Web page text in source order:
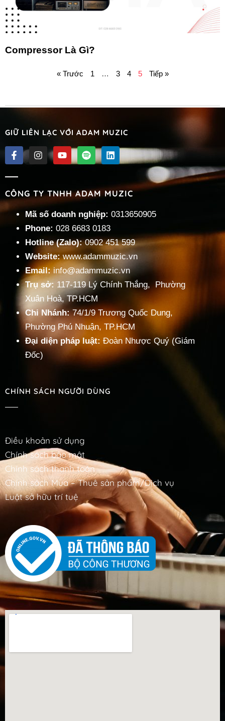
Compressor Là Gì?
« Trước 1 … 3 4 5 Tiếp »
GIỮ LIÊN LẠC VỚI ADAM MUZIC
CÔNG TY TNHH ADAM MUZIC
Mã số doanh nghiệp: 0313650905
Phone: 028 6683 0183
Hotline (Zalo):0902 451 599
Website:www.adammuzic.vn
Email:info@adammuzic.vn
Trụ sở: 117-119 Lý Chính Thắng, Phường
Xuân Hoà, TP.HCM
Chi Nhánh:74/1/9 Trương Quốc Dung,
Phường Phú Nhuận, TP.HCM
Đại diện pháp luật: Đoàn Nhược Quý (Giám
Đốc)
CHÍNH SÁCH NGƯỜI DÙNG
Điều khoản sử dụng
Chính sách bảo mật
Chính sách thanh toán
Chính sách Mua – Thuê sản phẩm/Dịch vụ
Luật sở hữu trí tuệ